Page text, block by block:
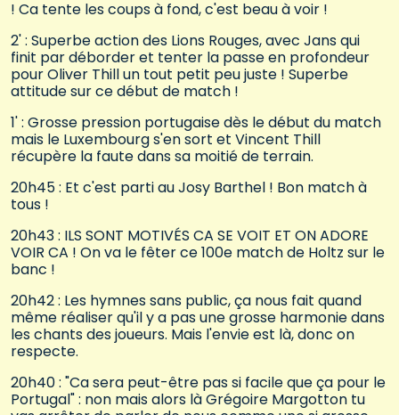
! Ca tente les coups à fond, c'est beau à voir !
2' : Superbe action des Lions Rouges, avec Jans qui
finit par déborder et tenter la passe en profondeur
pour Oliver Thill un tout petit peu juste ! Superbe
attitude sur ce début de match !
1' : Grosse pression portugaise dès le début du match
mais le Luxembourg s'en sort et Vincent Thill
récupère la faute dans sa moitié de terrain.
20h45 : Et c'est parti au Josy Barthel ! Bon match à
tous !
20h43 : ILS SONT MOTIVÉS CA SE VOIT ET ON ADORE
VOIR CA ! On va le fêter ce 100e match de Holtz sur le
banc !
20h42 : Les hymnes sans public, ça nous fait quand
même réaliser qu'il y a pas une grosse harmonie dans
les chants des joueurs. Mais l'envie est là, donc on
respecte.
20h40 : "Ca sera peut-être pas si facile que ça pour le
Portugal" : non mais alors là Grégoire Margotton tu